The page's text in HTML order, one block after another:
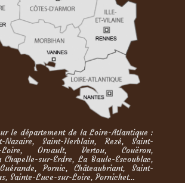
le département de la Loire-Atlantique :
Nazaire, Saint-Herblain, Rezé, Saint-
Loire, Orvault, Vertou, Couëron,
Chapelle-sur-Erdre, La Baule-Escoublac,
Pornic, Châteaubriant, Saint-
Sainte-Luce-sur-Loire, Pornichet…